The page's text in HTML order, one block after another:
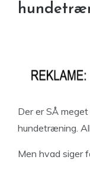
Der er SÅ
hundetræning.
Men hvad siger